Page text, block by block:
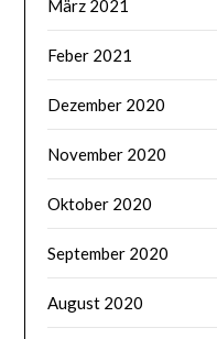
März 2021
Feber 2021
Dezember 2020
November 2020
Oktober 2020
September 2020
August 2020